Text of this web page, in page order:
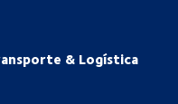
& Logística